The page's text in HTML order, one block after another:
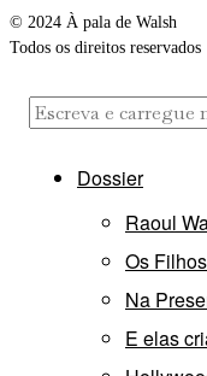
© 2024 À pala de Walsh
Todos os direitos reservados
Dossier
Raoul
Os
Na
E elas